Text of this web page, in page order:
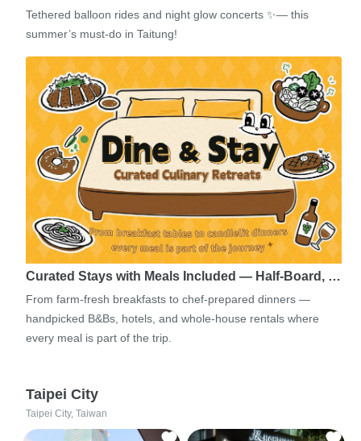
Tethered balloon rides and night glow concerts ✨— this
summer’s must-do in Taitung!
Curated Stays with Meals Included — Half-Board, …
From farm-fresh breakfasts to chef-prepared dinners —
handpicked B&Bs, hotels, and whole-house rentals where
every meal is part of the trip.
Taipei City
Taipei City, Taiwan